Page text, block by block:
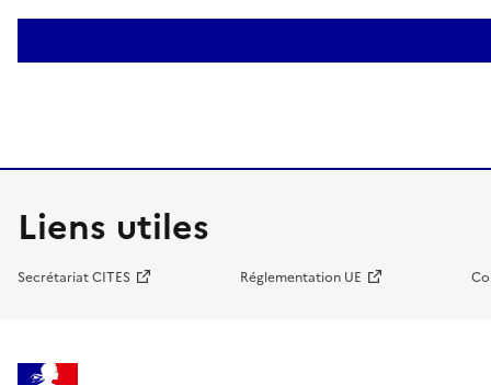
Liens utiles
Secrétariat CITES Réglementation UE